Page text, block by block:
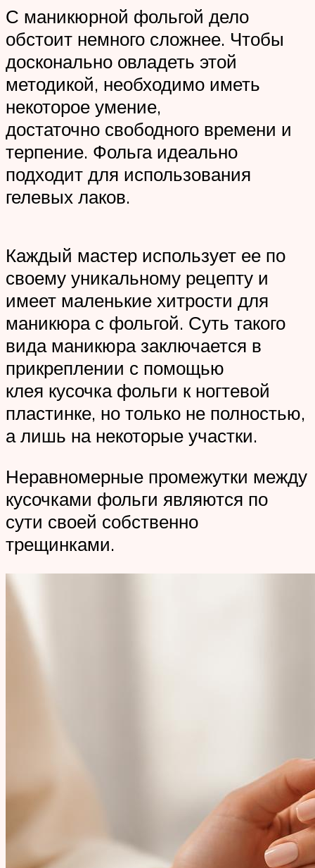
С маникюрной фольгой дело
обстоит немного сложнее. Чтобы
досконально овладеть этой
методикой, необходимо иметь
некоторое умение,
достаточно свободного времени и
терпение. Фольга идеально
подходит для использования
гелевых лаков.
Каждый мастер использует ее по
своему уникальному рецепту и
имеет маленькие хитрости для
маникюра с фольгой. Суть такого
вида маникюра заключается в
прикреплении с помощью
клея кусочка фольги к ногтевой
пластинке, но только не полностью,
а лишь на некоторые участки.
Неравномерные промежутки между
кусочками фольги являются по
сути своей собственно
трещинками.